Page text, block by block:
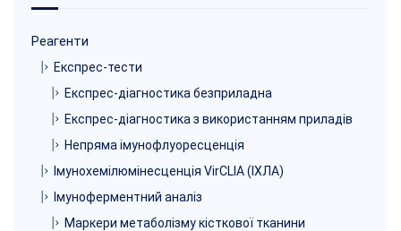
Реагенти
Експрес-тести
Експрес-діагностика безприладна
Експрес-діагностика з використанням приладів
Непряма імунофлуоресценція
Імунохемілюмінесценція VirCLIA (ІХЛА)
Імуноферментний аналіз
Маркери метаболізму кісткової тканини